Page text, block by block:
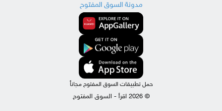
مدونة السوق المفتوح
حمل تطبيقات السوق المفتوح مجاناً
© 2026 اقرأ - السوق المفتوح